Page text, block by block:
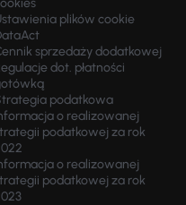
plików cookie
sprzedaży dodatkowej
dot. płatności
podatkowa
o realizowanej
podatkowej za rok
o realizowanej
podatkowej za rok